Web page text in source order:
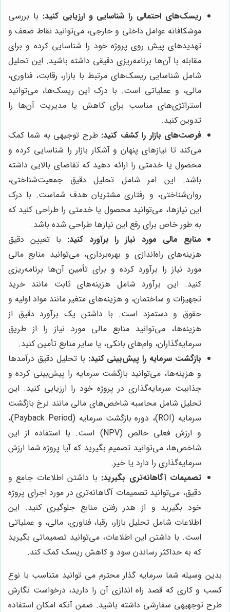
ریسک‌های احتمالی را شناسایی و ارزیابی کنید: با بررسی
موشکافانه عوامل داخلی و خارجی، می‌توانید نقاط ضعف و
تهدیدهای پیش روی پروژه خود را شناسایی کرده و برای
مقابله با آن‌ها برنامه‌ریزی دقیقی داشته باشید. این تحلیل
شامل شناسایی ریسک‌های مرتبط با بازار، رقابت، فناوری،
مالی، و عملیاتی است. با درک این ریسک‌ها، می‌توانید
استراتژی‌های مناسب برای کاهش یا مدیریت آن‌ها را
تدوین کنید.
فرصت‌های بازار را کشف کنید: طرح توجیهی به شما کمک
می‌کند تا نیازهای پنهان و آشکار بازار را شناسایی کرده و
محصول یا خدمتی را ارائه دهید که تقاضای بالایی داشته
باشد. این امر شامل تحلیل دقیق جمعیت‌شناختی،
روان‌شناختی، و رفتاری مشتریان هدف شماست. با درک
این نیازها، می‌توانید محصول یا خدمتی را طراحی کنید که
به طور خاص برای رفع این نیازها طراحی شده باشد.
منابع مالی مورد نیاز را برآورد کنید: با تعیین دقیق
هزینه‌های راه‌اندازی و بهره‌برداری، می‌توانید منابع مالی
مورد نیاز را برآورد کرده و برای تأمین آن‌ها برنامه‌ریزی
کنید. این برآورد شامل هزینه‌های ثابت مانند خرید
تجهیزات و ساختمان، و هزینه‌های متغیر مانند مواد اولیه و
حقوق و دستمزد است. با داشتن یک برآورد دقیق از
هزینه‌ها، می‌توانید منابع مالی مورد نیاز را از طریق
سرمایه‌گذاران، وام‌های بانکی، یا سایر منابع تأمین کنید.
بازگشت سرمایه را پیش‌بینی کنید: با تحلیل دقیق درآمدها
و هزینه‌ها، می‌توانید بازگشت سرمایه را پیش‌بینی کرده و
جذابیت سرمایه‌گذاری در پروژه خود را ارزیابی کنید. این
تحلیل شامل محاسبه شاخص‌های مالی مانند نرخ بازگشت
سرمایه (ROI)، دوره بازگشت سرمایه (Payback Period)،
و ارزش فعلی خالص (NPV) است. با استفاده از این
شاخص‌ها، می‌توانید تصمیم بگیرید که آیا پروژه شما ارزش
سرمایه‌گذاری را دارد یا خیر.
تصمیمات آگاهانه‌تری بگیرید: با داشتن اطلاعات جامع و
دقیق، می‌توانید تصمیمات آگاهانه‌تری در مورد اجرای پروژه
خود بگیرید و از هدر رفتن منابع جلوگیری کنید. این
اطلاعات شامل تحلیل بازار، رقبا، فناوری، مالی، و عملیاتی
است. با داشتن این اطلاعات، می‌توانید تصمیماتی بگیرید
که به حداکثر رساندن سود و کاهش ریسک کمک کند.
بدین وسیله شما سرمایه گذار محترم می توانید متناسب با نوع
کسب و کاری که قصد راه اندازی آن را دارید، درخواست نگارش
طرح توجهیهی سفارشی داشته باشید. ضمن آنکه امکان استفاده